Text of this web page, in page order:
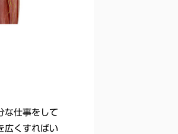
な仕事をして
広くすればい